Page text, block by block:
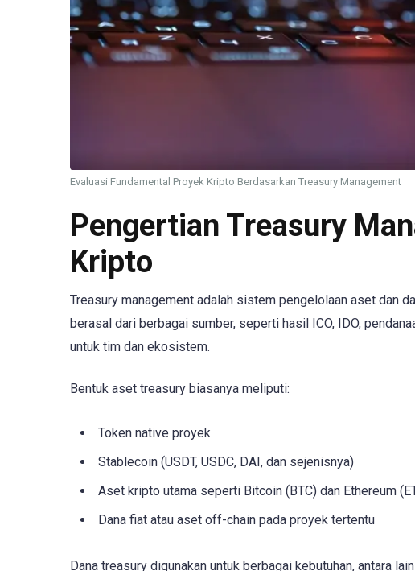
Evaluasi Fundamental Proyek Kripto Berdasarkan Treasury Management
Pengertian Treasury
Kripto
Treasury management adalah sistem pengelolaan aset dan
berasal dari berbagai sumber, seperti hasil ICO, IDO,
untuk tim dan ekosistem.
Bentuk aset treasury biasanya meliputi:
Token native proyek
Stablecoin (USDT, USDC, DAI, dan sejenisnya)
Aset kripto utama seperti Bitcoin (BTC) dan Ethereum
Dana fiat atau aset off-chain pada proyek tertentu
Dana treasury digunakan untuk berbagai kebutuhan, antara